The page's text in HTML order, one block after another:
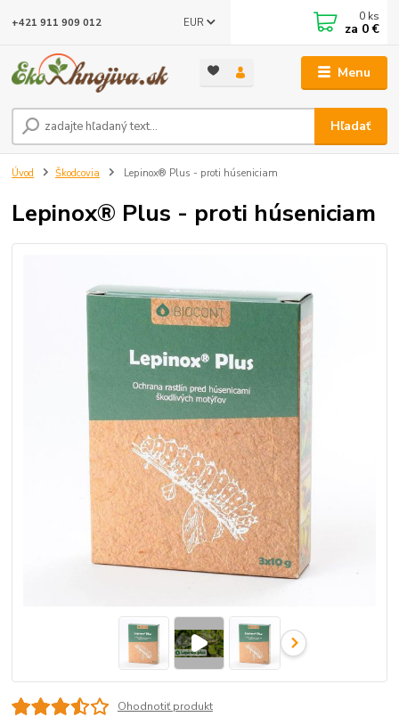
Menu
EUR
Hľadať
+421 911 909 012 0 ks
za 0 €
Úvod Škodcovia Lepinox® Plus - proti húseniciam
Lepinox® Plus - proti húseniciam
Ohodnotiť produkt